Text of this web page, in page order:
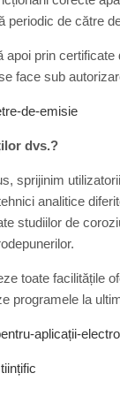
periodic de către
prin
face sub
de-emisie
dvs.?
sprijinim
analitice
studiilor de
toate facilitățile
programele la
aplicații-